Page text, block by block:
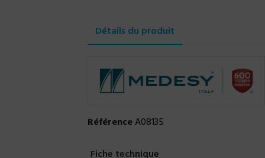
Détails du produit
RéférenceA08135
Fiche technique